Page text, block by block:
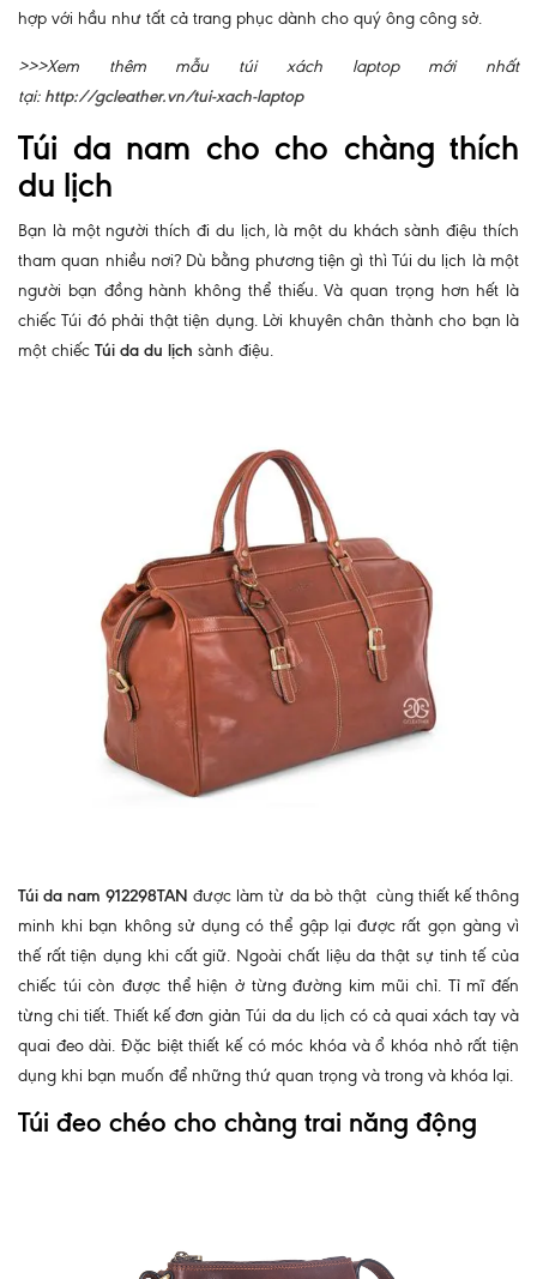
hợp với hầu như tất cả trang phục dành cho quý ông công sở.
>>>Xem thêm mẫu túi xách laptop mới nhất
tại: http://gcleather.vn/tui-xach-laptop
Túi da nam cho cho chàng thích
du lịch
Bạn là một người thích đi du lịch, là một du khách sành điệu thích
tham quan nhiều nơi? Dù bằng phương tiện gì thì Túi du lịch là một
người bạn đồng hành không thể thiếu. Và quan trọng hơn hết là
chiếc Túi đó phải thật tiện dụng. Lời khuyên chân thành cho bạn là
một chiếc Túi da du lịch sành điệu.
Túi da nam 912298TAN được làm từ da bò thật cùng thiết kế thông
minh khi bạn không sử dụng có thể gập lại được rất gọn gàng vì
thế rất tiện dụng khi cất giữ. Ngoài chất liệu da thật sự tinh tế của
chiếc túi còn được thể hiện ở từng đường kim mũi chỉ. Tỉ mĩ đến
từng chi tiết. Thiết kế đơn giản Túi da du lịch có cả quai xách tay và
quai đeo dài. Đặc biệt thiết kế có móc khóa và ổ khóa nhỏ rất tiện
dụng khi bạn muốn để những thứ quan trọng và trong và khóa lại.
Túi đeo chéo cho chàng trai năng động